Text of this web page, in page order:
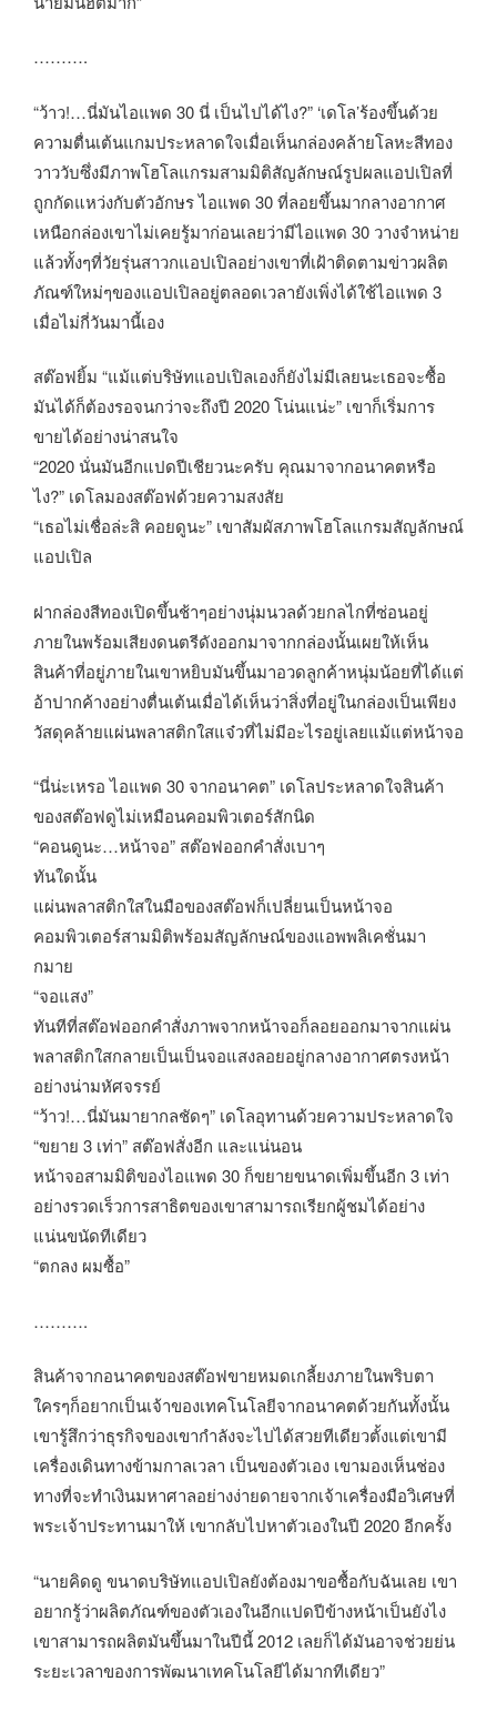
……….
“ว้าว!…นี่มันไอแพด 30 นี่ เป็นไปได้ไง?” ‘เดโล’ร้องขึ้นด้วย
ความตื่นเต้นแกมประหลาดใจเมื่อเห็นกล่องคล้ายโลหะสีทอง
วาววับซึ่งมีภาพโฮโลแกรมสามมิติสัญลักษณ์รูปผลแอปเปิลที่
ถูกกัดแหว่งกับตัวอักษร ไอแพด 30 ที่ลอยขึ้นมากลางอากาศ
เหนือกล่องเขาไม่เคยรู้มาก่อนเลยว่ามีไอแพด 30 วางจำหน่าย
แล้วทั้งๆที่วัยรุ่นสาวกแอปเปิลอย่างเขาที่เฝ้าติดตามข่าวผลิต
ภัณฑ์ใหม่ๆของแอปเปิลอยู่ตลอดเวลายังเพิ่งได้ใช้ไอแพด 3
เมื่อไม่กี่วันมานี้เอง
สต๊อฟยิ้ม “แม้แต่บริษัทแอปเปิลเองก็ยังไม่มีเลยนะเธอจะซื้อ
มันได้ก็ต้องรอจนกว่าจะถึงปี 2020 โน่นแน่ะ” เขาก็เริ่มการ
ขายได้อย่างน่าสนใจ
“2020 นั่นมันอีกแปดปีเชียวนะครับ คุณมาจากอนาคตหรือ
ไง?” เดโลมองสต๊อฟด้วยความสงสัย
“เธอไม่เชื่อล่ะสิ คอยดูนะ” เขาสัมผัสภาพโฮโลแกรมสัญลักษณ์
แอปเปิล
ฝากล่องสีทองเปิดขึ้นช้าๆอย่างนุ่มนวลด้วยกลไกที่ซ่อนอยู่
ภายในพร้อมเสียงดนตรีดังออกมาจากกล่องนั้นเผยให้เห็น
สินค้าที่อยู่ภายในเขาหยิบมันขึ้นมาอวดลูกค้าหนุ่มน้อยที่ได้แต่
อ้าปากค้างอย่างตื่นเต้นเมื่อได้เห็นว่าสิ่งที่อยู่ในกล่องเป็นเพียง
วัสดุคล้ายแผ่นพลาสติกใสแจ๋วที่ไม่มีอะไรอยู่เลยแม้แต่หน้าจอ
“นี่น่ะเหรอ ไอแพด 30 จากอนาคต” เดโลประหลาดใจสินค้า
ของสต๊อฟดูไม่เหมือนคอมพิวเตอร์สักนิด
“คอนดูนะ…หน้าจอ” สต๊อฟออกคำสั่งเบาๆ
ทันใดนั้น
แผ่นพลาสติกใสในมือของสต๊อฟก็เปลี่ยนเป็นหน้าจอ
คอมพิวเตอร์สามมิติพร้อมสัญลักษณ์ของแอพพลิเคชั่นมา
กมาย
“จอแสง”
ทันทีที่สต๊อฟออกคำสั่งภาพจากหน้าจอก็ลอยออกมาจากแผ่น
พลาสติกใสกลายเป็นเป็นจอแสงลอยอยู่กลางอากาศตรงหน้า
อย่างน่ามหัศจรรย์
“ว้าว!…นี่มันมายากลชัดๆ” เดโลอุทานด้วยความประหลาดใจ
“ขยาย 3 เท่า” สต๊อฟสั่งอีก และแน่นอน
หน้าจอสามมิติของไอแพด 30 ก็ขยายขนาดเพิ่มขึ้นอีก 3 เท่า
อย่างรวดเร็วการสาธิตของเขาสามารถเรียกผู้ชมได้อย่าง
แน่นขนัดทีเดียว
“ตกลง ผมซื้อ”
……….
สินค้าจากอนาคตของสต๊อฟขายหมดเกลี้ยงภายในพริบตา
ใครๆก็อยากเป็นเจ้าของเทคโนโลยีจากอนาคตด้วยกันทั้งนั้น
เขารู้สึกว่าธุรกิจของเขากำลังจะไปได้สวยทีเดียวตั้งแต่เขามี
เครื่องเดินทางข้ามกาลเวลา เป็นของตัวเอง เขามองเห็นช่อง
ทางที่จะทำเงินมหาศาลอย่างง่ายดายจากเจ้าเครื่องมือวิเศษที่
พระเจ้าประทานมาให้ เขากลับไปหาตัวเองในปี 2020 อีกครั้ง
“นายคิดดู ขนาดบริษัทแอปเปิลยังต้องมาขอซื้อกับฉันเลย เขา
อยากรู้ว่าผลิตภัณฑ์ของตัวเองในอีกแปดปีข้างหน้าเป็นยังไง
เขาสามารถผลิตมันขึ้นมาในปีนี้ 2012 เลยก็ได้มันอาจช่วยย่น
ระยะเวลาของการพัฒนาเทคโนโลยีได้มากทีเดียว”